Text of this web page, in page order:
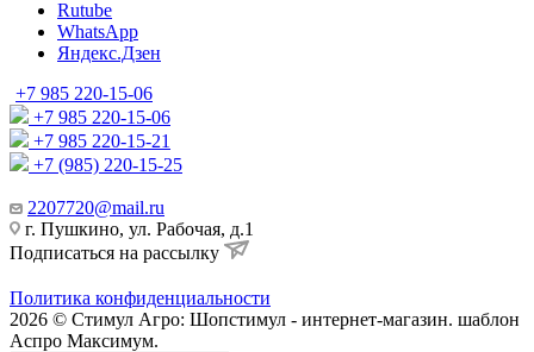
Rutube
WhatsApp
Яндекс.Дзен
+7 985 220-15-06
+7 985 220-15-06
+7 985 220-15-21
+7 (985) 220-15-25
2207720@mail.ru
г. Пушкино, ул. Рабочая, д.1
Подписаться на рассылку
Политика конфиденциальности
2026 © Стимул Агро: Шопстимул - интернет-магазин. шаблон
Аспро Максимум.